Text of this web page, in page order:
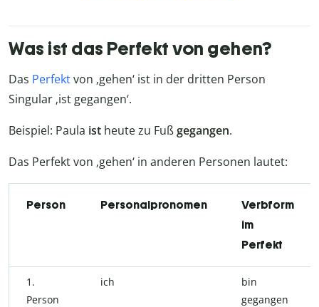
Was ist das Perfekt von gehen?
Das Perfektvon ‚gehen‘ ist in der dritten Person
Singular ‚ist gegangen‘.
Beispiel: Paula ist heute zu Fußgegangen.
Das Perfekt von ‚gehen‘ in anderen Personen lautet:
Person Personalpronomen
Verbform
im
Perfekt
1.
Person
ich
bin
gegangen